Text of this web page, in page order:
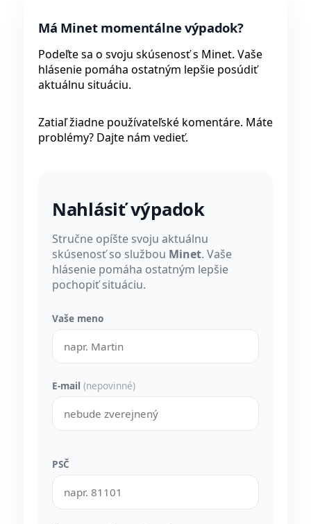
Má Minet momentálne výpadok?
Podeľte sa o svoju skúsenosť s Minet. Vaše
hlásenie pomáha ostatným lepšie posúdiť
aktuálnu situáciu.
Zatiaľ žiadne používateľské komentáre. Máte
problémy? Dajte nám vedieť.
Nahlásiť výpadok
Stručne opíšte svoju aktuálnu
skúsenosť so službou Minet. Vaše
hlásenie pomáha ostatným lepšie
pochopiť situáciu.
Vaše meno
E-mail (nepovinné)
PSČ